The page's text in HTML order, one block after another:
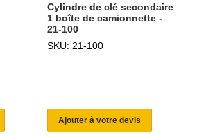
Cylindre de clé secondaire
1 boîte de camionnette -
21-100
SKU: 21-100
Ajouter à votre devis